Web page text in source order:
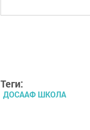
Теги:
ДОСААФ ШКОЛА